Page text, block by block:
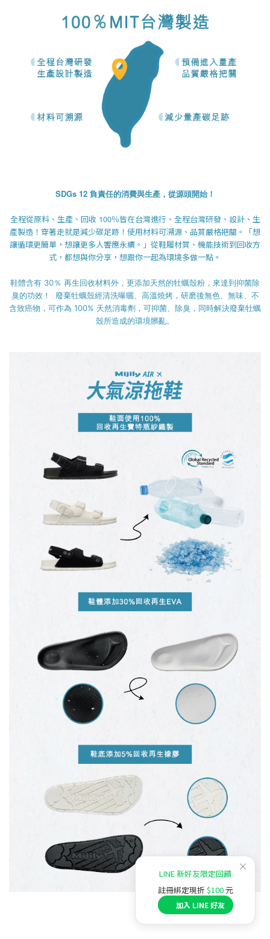
SDGs 12 負責任的消費與生產，從源頭開始！
全程從原料、生產、回收 100％皆在台灣進行、全程台灣研發、設計、生
產製造！穿著走就是減少碳足跡！使用材料可溯源、品質嚴格把關。「想
讓循環更簡單，想讓更多人響應永續。」從鞋履材質、機能技術到回收方
式，都想與你分享，想跟你一起為環境多做一點。
鞋體含有 30％ 再生回收材料外，更添加天然的牡蠣殼粉，來達到抑菌除
臭的功效！ 廢棄牡蠣殼經清洗曝曬、高溫燒烤，研磨後無色、無味、不
含致癌物，可作為 100% 天然消毒劑，可抑菌、除臭，同時解決廢棄牡蠣
殼所造成的環境髒亂。
×
LINE 新好友限定回饋
註冊綁定現折 $100元
加入 LINE 好友